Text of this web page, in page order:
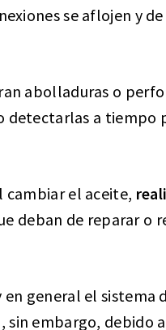
se aflojen y
abolladuras o
detectarlas a tiempo
cambiar el aceite,
deban de reparar o
en general el
sin embargo, debido